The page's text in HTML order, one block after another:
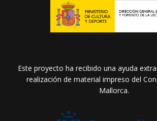
Este proyecto ha recibido una ayuda
realización de material impreso del
Mallorca.